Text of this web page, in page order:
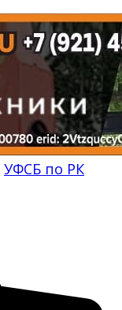
УФСБ по РК